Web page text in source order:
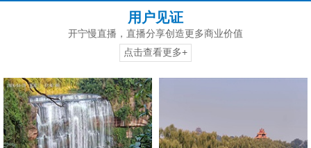
用户见证
开宁慢直播，直播分享创造更多商业价值
点击查看更多+